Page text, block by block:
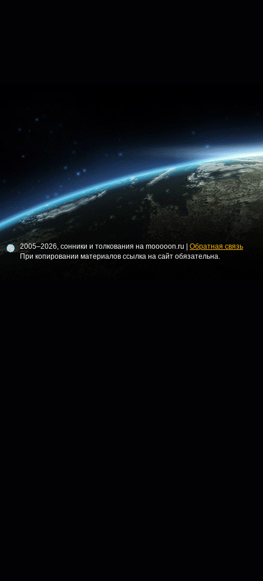
2005–2026, сонники и толкования на mooooon.ru | Обратная связь
При копировании материалов ссылка на сайт обязательна.